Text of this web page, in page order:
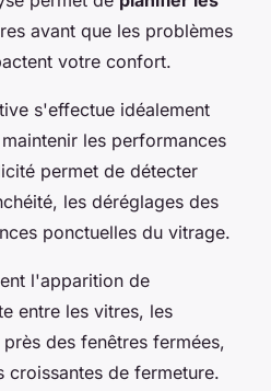
avant que les problèmes
votre confort.
s'effectue idéalement
les performances
permet de détecter
les déréglages des
ponctuelles du vitrage.
l'apparition de
entre les vitres, les
des fenêtres fermées,
de fermeture.